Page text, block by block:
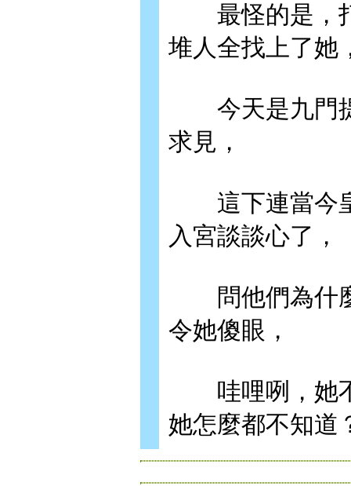
最怪的是，打
堆人全找上了她
今天是九門提
求見，
這下連當今皇
入宮談談心了，
問他們為什麼
令她傻眼，
哇哩咧，她不
她怎麼都不知道